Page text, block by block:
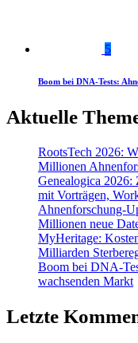
5
Boom bei DNA-Tests:
Aktuelle
RootsTech 2026:
Millionen
Genealogica
mit Vorträgen,
Ahnenforschung-
Millionen neue
MyHeritage:
Milliarden
Boom bei DNA-
wachsenden Markt
Letzte